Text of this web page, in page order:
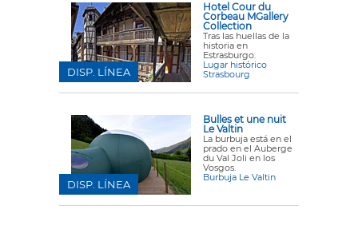
Hotel Cour du
Corbeau MGallery
Collection
Tras las huellas de la
historia en
Estrasburgo.
Lugar histórico
Strasbourg
DISP. LÍNEA
Bulles et une nuit
Le Valtin
La burbuja está en el
prado en el Auberge
du Val Joli en los
Vosgos.
Burbuja Le Valtin
DISP. LÍNEA